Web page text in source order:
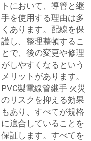
トにおいて、導管と継
手を使用する理由は多
くあります。配線を保
護し、整理整頓するこ
とで、後の変更や修理
がしやすくなるという
メリットがあります。
PVC製電線管継手 火災
のリスクを抑える効果
もあり、すべてが規格
に適合していることを
保証します。すべてを